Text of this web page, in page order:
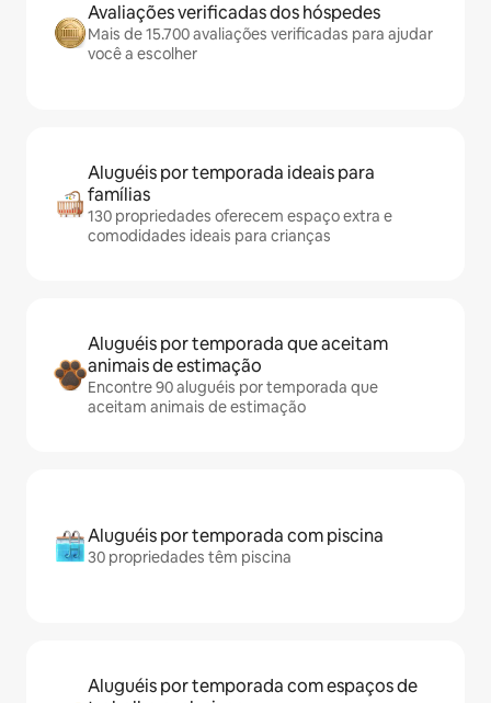
Avaliações verificadas dos hóspedes
Mais de 15.700 avaliações verificadas para ajudar
você a escolher
Aluguéis por temporada ideais para
famílias
130 propriedades oferecem espaço extra e
comodidades ideais para crianças
Aluguéis por temporada que aceitam
animais de estimação
Encontre 90 aluguéis por temporada que
aceitam animais de estimação
Aluguéis por temporada com piscina
30 propriedades têm piscina
Aluguéis por temporada com espaços de